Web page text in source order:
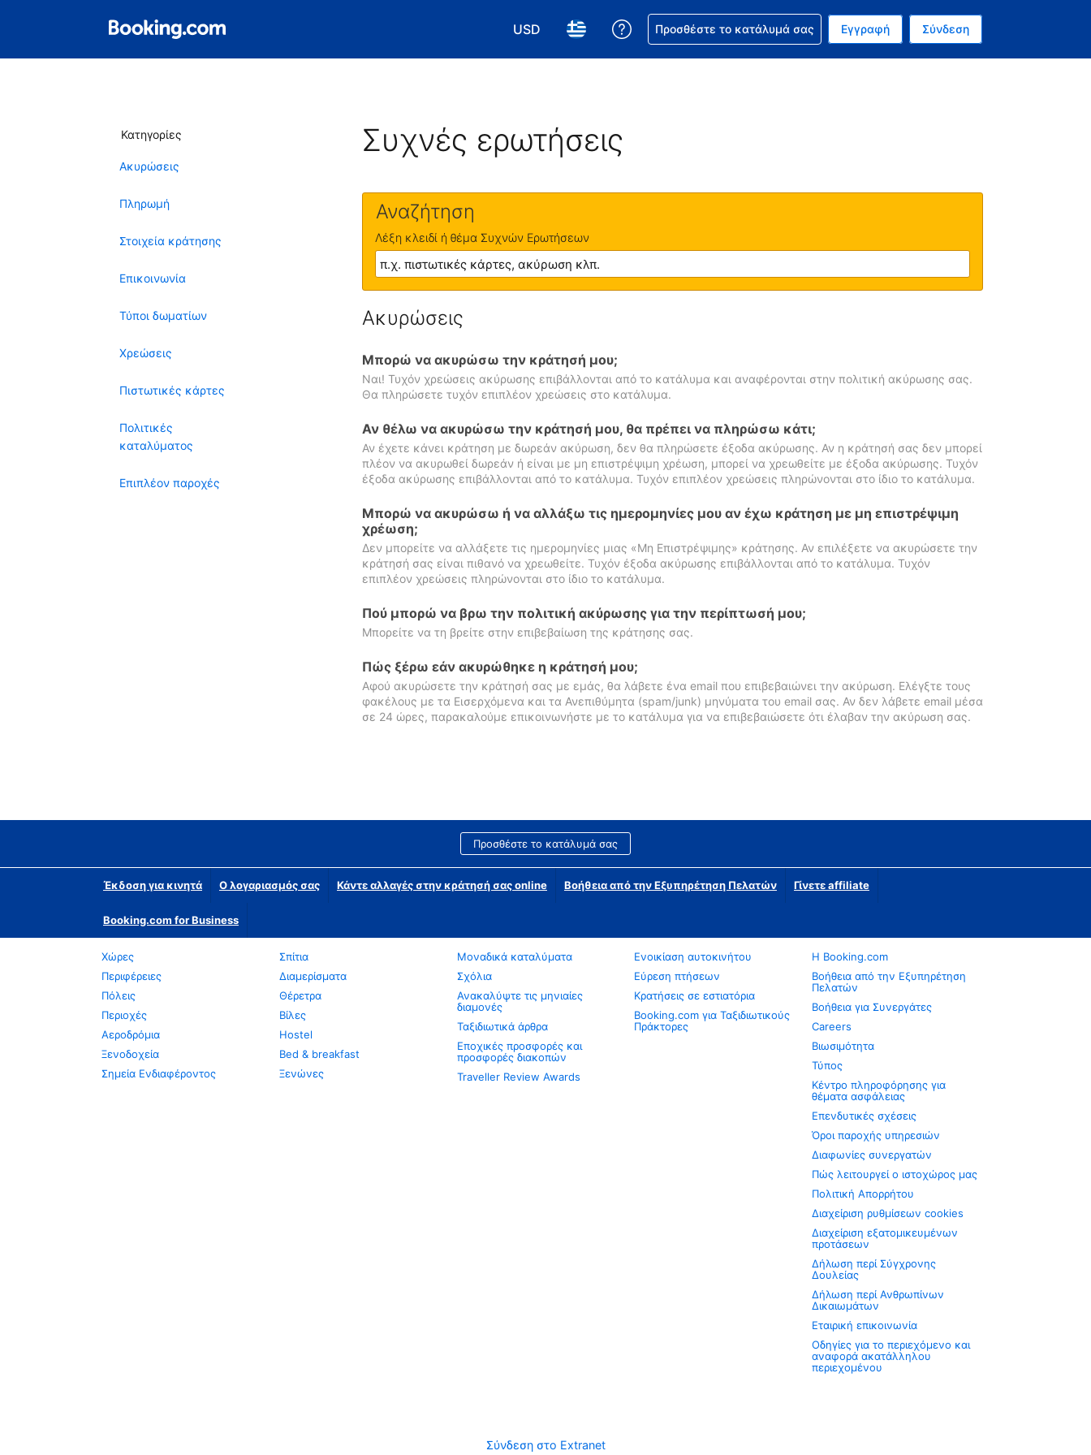
USD
Επιλέξτε το νόμισμά σας. Το τωρινό σας νόμισμα είναι Δολάριο Η.Π.Α.
Επιλέξτε τη γλώσσα σας. Η τωρινή σας γλώσσα είναι τα Ελληνικά
Βοήθεια για την κράτησή σας
Προσθέστε το κατάλυμά σας Εγγραφή Σύνδεση
Κατηγορίες
Ακυρώσεις
Πληρωμή
Στοιχεία κράτησης
Επικοινωνία
Τύποι δωματίων
Χρεώσεις
Πιστωτικές κάρτες
Πολιτικές
καταλύματος
Επιπλέον παροχές
Συχνές ερωτήσεις
Αναζήτηση
Λέξη κλειδί ή θέμα Συχνών Ερωτήσεων
Ακυρώσεις
Μπορώ να ακυρώσω την κράτησή μου;
Ναι! Τυχόν χρεώσεις ακύρωσης επιβάλλονται από το κατάλυμα και αναφέρονται στην πολιτική ακύρωσης σας.
Θα πληρώσετε τυχόν επιπλέον χρεώσεις στο κατάλυμα.
Αν θέλω να ακυρώσω την κράτησή μου, θα πρέπει να πληρώσω κάτι;
Αν έχετε κάνει κράτηση με δωρεάν ακύρωση, δεν θα πληρώσετε έξοδα ακύρωσης. Αν η κράτησή σας δεν μπορεί
πλέον να ακυρωθεί δωρεάν ή είναι με μη επιστρέψιμη χρέωση, μπορεί να χρεωθείτε με έξοδα ακύρωσης. Τυχόν
έξοδα ακύρωσης επιβάλλονται από το κατάλυμα. Τυχόν επιπλέον χρεώσεις πληρώνονται στο ίδιο το κατάλυμα.
Μπορώ να ακυρώσω ή να αλλάξω τις ημερομηνίες μου αν έχω κράτηση με μη επιστρέψιμη
χρέωση;
Δεν μπορείτε να αλλάξετε τις ημερομηνίες μιας «Μη Επιστρέψιμης» κράτησης. Αν επιλέξετε να ακυρώσετε την
κράτησή σας είναι πιθανό να χρεωθείτε. Τυχόν έξοδα ακύρωσης επιβάλλονται από το κατάλυμα. Τυχόν
επιπλέον χρεώσεις πληρώνονται στο ίδιο το κατάλυμα.
Πού μπορώ να βρω την πολιτική ακύρωσης για την περίπτωσή μου;
Μπορείτε να τη βρείτε στην επιβεβαίωση της κράτησης σας.
Πώς ξέρω εάν ακυρώθηκε η κράτησή μου;
Αφού ακυρώσετε την κράτησή σας με εμάς, θα λάβετε ένα email που επιβεβαιώνει την ακύρωση. Ελέγξτε τους
φακέλους με τα Εισερχόμενα και τα Ανεπιθύμητα (spam/junk) μηνύματα του email σας. Αν δεν λάβετε email μέσα
σε 24 ώρες, παρακαλούμε επικοινωνήστε με το κατάλυμα για να επιβεβαιώσετε ότι έλαβαν την ακύρωση σας.
Προσθέστε το κατάλυμά σας
Έκδοση για κινητά Ο λογαριασμός σας Κάντε αλλαγές στην κράτησή σας online Βοήθεια από την Εξυπηρέτηση Πελατών Γίνετε affiliate
Booking.com for Business
Χώρες
Περιφέρειες
Πόλεις
Περιοχές
Αεροδρόμια
Ξενοδοχεία
Σημεία Ενδιαφέροντος
Σπίτια
Διαμερίσματα
Θέρετρα
Βίλες
Hostel
Bed & breakfast
Ξενώνες
Μοναδικά καταλύματα
Σχόλια
Ανακαλύψτε τις μηνιαίες
διαμονές
Ταξιδιωτικά άρθρα
Εποχικές προσφορές και
προσφορές διακοπών
Traveller Review Awards
Ενοικίαση αυτοκινήτου
Εύρεση πτήσεων
Κρατήσεις σε εστιατόρια
Booking.com για Ταξιδιωτικούς
Πράκτορες
Η Booking.com
Βοήθεια από την Εξυπηρέτηση
Πελατών
Βοήθεια για Συνεργάτες
Careers
Βιωσιμότητα
Τύπος
Κέντρο πληροφόρησης για
θέματα ασφάλειας
Επενδυτικές σχέσεις
Όροι παροχής υπηρεσιών
Διαφωνίες συνεργατών
Πώς λειτουργεί ο ιστοχώρος μας
Πολιτική Απορρήτου
Διαχείριση ρυθμίσεων cookies
Διαχείριση εξατομικευμένων
προτάσεων
Δήλωση περί Σύγχρονης
Δουλείας
Δήλωση περί Ανθρωπίνων
Δικαιωμάτων
Εταιρική επικοινωνία
Οδηγίες για το περιεχόμενο και
αναφορά ακατάλληλου
περιεχομένου
Σύνδεση στο Extranet